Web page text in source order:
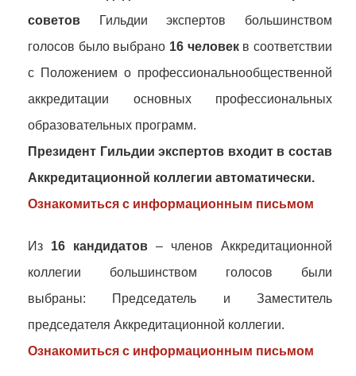
советов Гильдии экспертов большинством
голосов было выбрано 16 человекв соответствии
с Положением о профессиональнообщественной
аккредитации основных профессиональных
образовательных программ.
Президент Гильдии экспертов входит в состав
Аккредитационной коллегии автоматически.
Ознакомиться с информационным письмом
Из 16 кандидатов – членов Аккредитационной
коллегии большинством голосов были
выбраны: Председатель и Заместитель
председателя Аккредитационной коллегии.
Ознакомиться с информационным письмом